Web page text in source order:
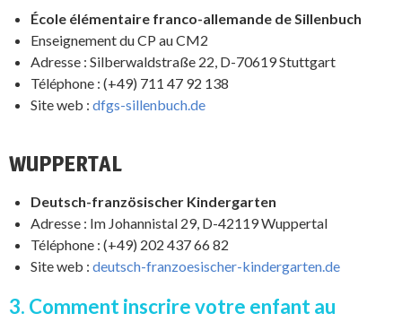
École élémentaire franco-allemande de Sillenbuch
Enseignement du CP au CM2
Adresse : Silberwaldstraße 22, D-70619 Stuttgart
Téléphone : (+49) 711 47 92 138
Site web : dfgs-sillenbuch.de
WUPPERTAL
Deutsch-französischer Kindergarten
Adresse : Im Johannistal 29, D-42119 Wuppertal
Téléphone : (+49) 202 437 66 82
Site web : deutsch-franzoesischer-kindergarten.de
3. Comment inscrire votre enfant au